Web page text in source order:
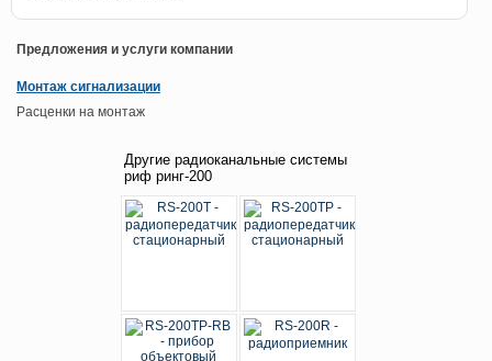
Предложения и услуги компании
Монтаж сигнализации
Расценки на монтаж
Другие радиоканальные системы
риф ринг-200